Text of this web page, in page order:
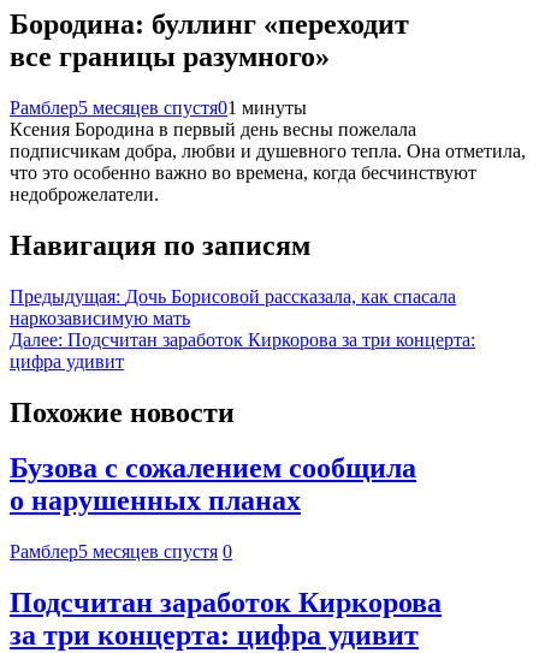
Бородина: буллинг «переходит
все границы разумного»
Рамблер5 месяцев спустя01 минуты
Ксения Бородина в первый день весны пожелала
подписчикам добра, любви и душевного тепла. Она отметила,
что это особенно важно во времена, когда бесчинствуют
недоброжелатели.
Навигация по записям
Предыдущая: Дочь Борисовой рассказала, как спасала
наркозависимую мать
Далее: Подсчитан заработок Киркорова за три концерта:
цифра удивит
Похожие новости
Бузова с сожалением сообщила
о нарушенных планах
Рамблер5 месяцев спустя 0
Подсчитан заработок Киркорова
за три концерта: цифра удивит